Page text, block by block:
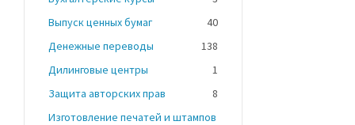
Выпуск ценных бумаг
40
Денежные переводы
138
Дилинговые центры
1
Защита авторских прав
8
Изготовление печатей и штампов